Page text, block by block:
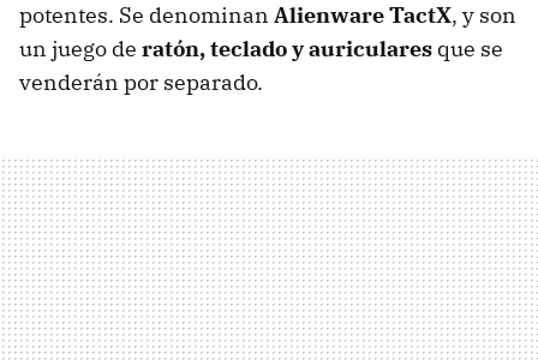
potentes. Se denominan Alienware TactX, y son
un juego de ratón, teclado y auriculares que se
venderán por separado.